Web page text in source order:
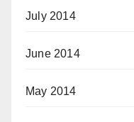
July 2014
June 2014
May 2014